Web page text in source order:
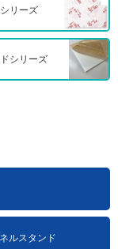
リーズ
シリーズ
ルスタンド